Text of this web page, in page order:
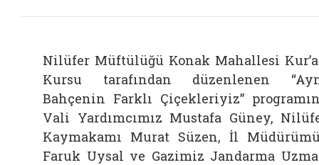
Nilüfer Müftülüğü Konak Mahallesi
Kursu tarafından düzenlenen
Bahçenin Farklı Çiçekleriyiz”
Vali Yardımcımız Mustafa Güney,
Kaymakamı Bağlantıyı aç
Murat Süzen, İl
Faruk Uysal ve Gazimiz Jandarma